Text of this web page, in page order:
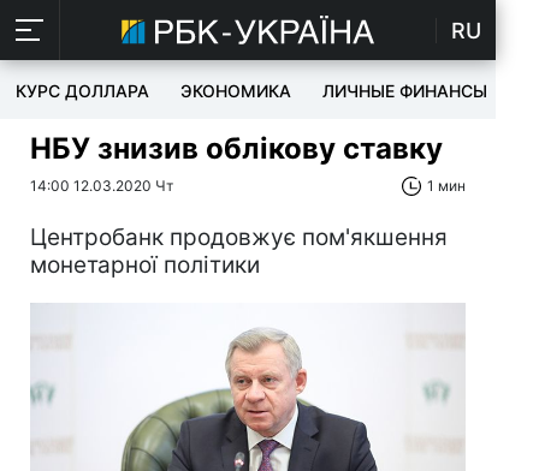
RU
КУРС ДОЛЛАРА ЭКОНОМИКА ЛИЧНЫЕ ФИНАНСЫ
НБУ знизив облікову ставку
14:00 12.03.2020 Чт 1 мин
Центробанк продовжує пом'якшення
монетарної політики